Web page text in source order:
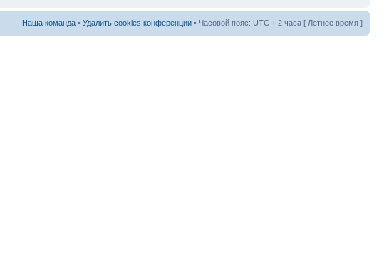
Наша команда • Удалить cookies конференции • Часовой пояс: UTC + 2 часа [ Летнее время ]